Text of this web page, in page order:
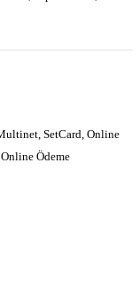
SetCard, Online
Ödeme